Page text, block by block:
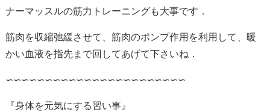
ナーマッスルの筋力トレーニングも大事です．
筋肉を収縮弛緩させて、筋肉のポンプ作用を利用して、暖
かい血液を指先まで回してあげて下さいね．
∽∽∽∽∽∽∽∽∽∽∽∽∽∽∽∽∽∽∽∽∽∽∽
『身体を元気にする習い事』